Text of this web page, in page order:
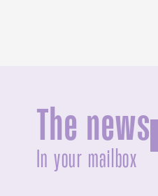
The news
In your mailbox